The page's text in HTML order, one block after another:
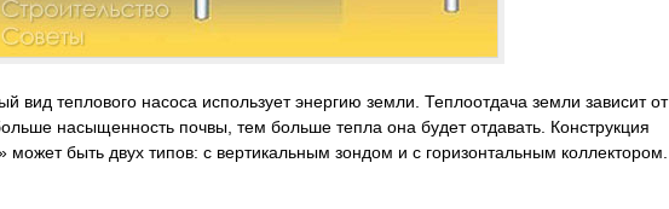
вид теплового насоса использует энергию земли. Теплоотдача земли зависит от
насыщенность почвы, тем больше тепла она будет отдавать. Конструкция
может быть двух типов: с вертикальным зондом и с горизонтальным коллектором.